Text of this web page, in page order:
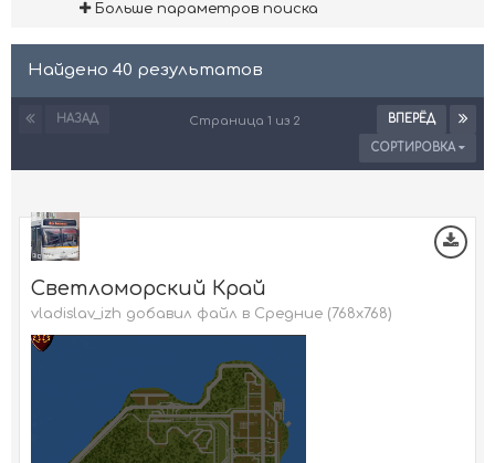
Больше параметров поиска
Найдено 40 результатов
НАЗАД ВПЕРЁД
Страница 1 из 2
СОРТИРОВКА
Светломорский Край
vladislav_izh добавил файл в Средние (768х768)